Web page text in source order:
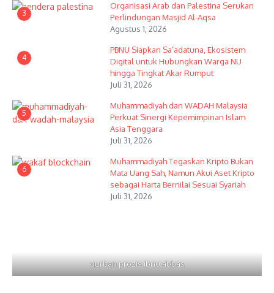
3
Organisasi Arab dan Palestina Serukan
Perlindungan Masjid Al-Aqsa
Agustus 1, 2026
4
PBNU Siapkan Sa’adatuna, Ekosistem
Digital untuk Hubungkan Warga NU
hingga Tingkat Akar Rumput
Juli 31, 2026
5
Muhammadiyah dan WADAH Malaysia
Perkuat Sinergi Kepemimpinan Islam
Asia Tenggara
Juli 31, 2026
6
Muhammadiyah Tegaskan Kripto Bukan
Mata Uang Sah, Namun Akui Aset Kripto
sebagai Harta Bernilai Sesuai Syariah
Juli 31, 2026
qurban prozis ibnu abbas